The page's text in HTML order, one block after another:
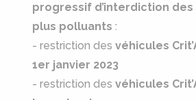
progressif d’interdiction
plus polluants :
- restriction des véhicules
1er janvier 2023
- restriction des véhicules